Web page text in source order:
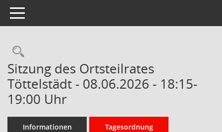
Toggle navigation
Rechercheauswahl
Sitzung des Ortsteilrates
Töttelstädt - 08.06.2026 - 18:15-
19:00 Uhr
Informationen Tagesordnung